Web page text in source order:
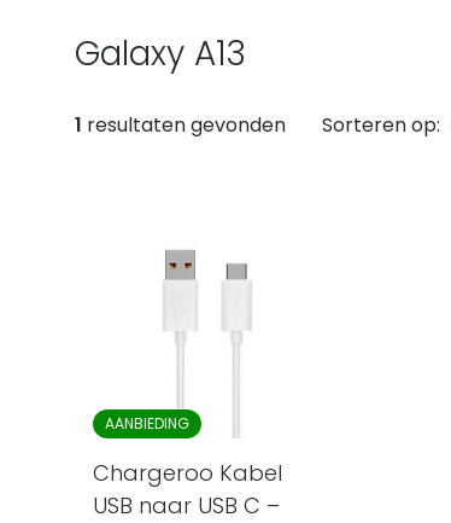
Galaxy A13
Producten
1 resultaten gevonden Sorteren op:
AANBIEDING
Chargeroo Kabel
USB naar USB C –